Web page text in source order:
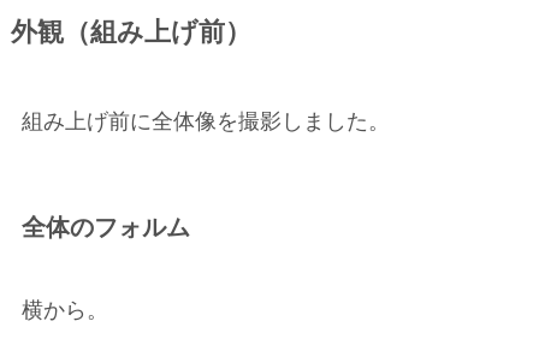
外観（組み上げ前）
組み上げ前に全体像を撮影しました。
全体のフォルム
横から。